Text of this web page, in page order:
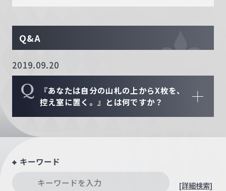
Q&A
2019.09.20
Q
『あなたは自分の山札の上からX枚を、
控え室に置く。』とは何ですか？
キーワード
[詳細検索]